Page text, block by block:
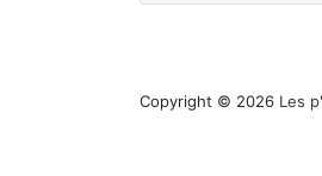
Copyright © 2026 Les